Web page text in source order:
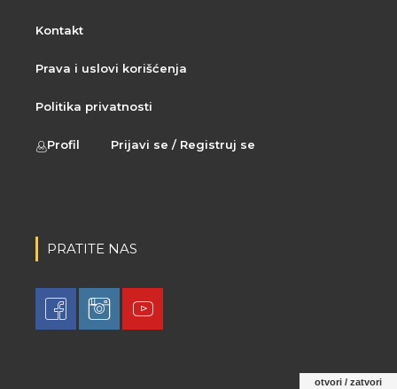
Kontakt
Prava i uslovi korišćenja
Politika privatnosti
Profil Prijavi se / Registruj se
PRATITE NAS
otvori / zatvori